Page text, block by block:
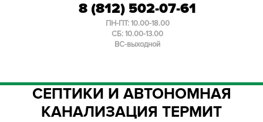
8 (812) 502-07-61
ПН-ПТ: 10.00-18.00
СБ: 10.00-13.00
ВС-выходной
СЕПТИКИ И АВТОНОМНАЯ
КАНАЛИЗАЦИЯ ТЕРМИТ